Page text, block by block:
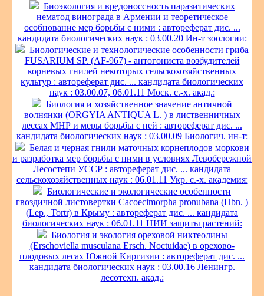
Биоэкология и вредоноссность паразитических
нематод винограда в Армении и теоретическое
особнование мер борьбы с ними : автореферат дис. ...
кандидата биологических наук : 03.00.20 Ин-т зоологии:
Биологические и технологические особенности гриба
FUSARIUM SP. (AF-967) - антогониста возбудителей
корневых гнилей некоторых сельскохозяйственных
культур : автореферат дис. ... кандидата биологических
наук : 03.00.07, 06.01.11 Моск. с.-х. акад.:
Биология и хозяйственное значение античной
волнянки (ORGYIA ANTIQUA L. ) в лиственничных
лессах МНР и меры борьбы с ней : автореферат дис. ...
кандидата биологических наук : 03.00.09 Биологич. ин-т:
Белая и черная гнили маточных корнеплодов моркови
и разработка мер борьбы с ними в условиях Левобережной
Лесостепи УССР : автореферат дис. ... кандидата
сельскохозяйственных наук : 06.01.11 Укр. с.-х. академия:
Биологические и экологические особенности
гвоздичной листовертки Cacoecimorpha pronubana (Hbn. )
(Lep., Tortr) в Крыму : автореферат дис. ... кандидата
биологических наук : 06.01.11 НИИ защиты растений:
Биология и экология ореховой никтеолины
(Erschoviella musculana Ersch. Noctuidae) в орехово-
плодовых лесах Южной Киргизии : автореферат дис. ...
кандидата биологических наук : 03.00.16 Ленингр.
лесотехн. акад.: